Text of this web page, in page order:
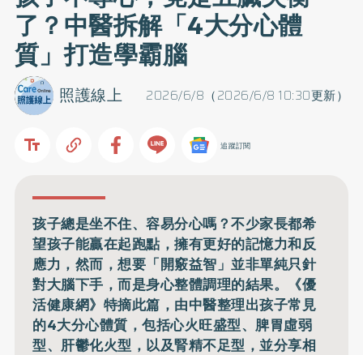
了？中醫拆解「4大分心體
質」打造學霸腦
2026/6/8（2026/6/8 10:30更新）
照護線上
追蹤訂閱
孩子總是坐不住、容易分心嗎？不少家長都希
望孩子能贏在起跑點，擁有更好的記憶力和反
應力，然而，想要「開竅益智」並非單純只針
對大腦下手，而是身心整體調理的結果。《優
活健康網》特摘此篇，由中醫整理出孩子常見
的4大分心體質，包括心火旺盛型、脾胃虛弱
型、肝鬱化火型，以及腎精不足型，並分享相